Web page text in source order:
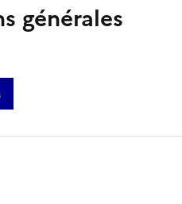
générales